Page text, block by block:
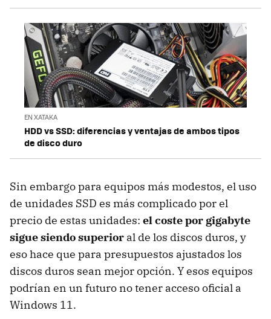
EN XATAKA
HDD vs SSD: diferencias y ventajas de ambos tipos
de disco duro
Sin embargo para equipos más modestos, el uso
de unidades SSD es más complicado por el
precio de estas unidades: el coste por gigabyte
sigue siendo superior al de los discos duros, y
eso hace que para presupuestos ajustados los
discos duros sean mejor opción. Y esos equipos
podrían en un futuro no tener acceso oficial a
Windows 11.